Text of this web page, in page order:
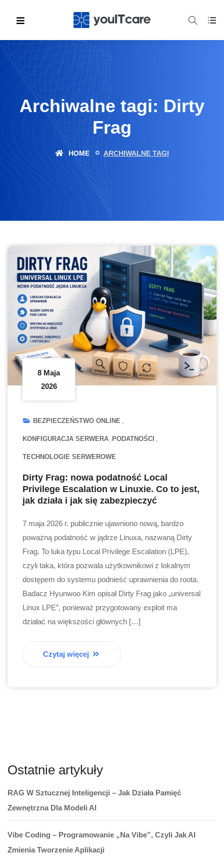
Archiwalne tagi: Dirty
Frag
HOME ARCHIWALNE TAGI
8 Maja
2026
BEZPIECZEŃSTWO ONLINE
KONFIGURACJA SERWERA PODATNOŚCI
TECHNOLOGIE SERWEROWE
Dirty Frag: nowa podatność Local
Privilege Escalation w Linuxie. Co to jest,
jak działa i jak się zabezpieczyć
7 maja 2026 r. publicznie ujawniono nową, bardzo
poważną podatność w jądrze Linuxa, nazwaną Dirty
Frag. To luka typu Local Privilege Escalation (LPE),
czyli taka, która pozwala użytkownikowi z lokalnym
dostępem do systemu podnieść uprawnienia do roota.
Badacz Hyunwoo Kim opisał Dirty Frag jako „universal
Linux LPE”, ponieważ przygotowany exploit ma
działać na większości głównych […]
Czytaj więcej
Ostatnie artykuły
RAG W Sztucznej Inteligencji – Jak Działa Pamięć
Zewnętrzna Dla Modeli AI
Vibe Coding – Programowanie „na Vibe”, Czyli Jak AI
Zmienia Tworzenie Aplikacji